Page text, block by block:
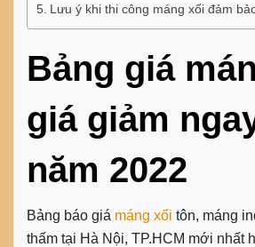
Lưu ý khi thi công máng xối đảm
Bảng giá
giá giảm
năm 2022
Bảng báo giá máng xối tôn, máng
thấm tại Hà Nội, TP.HCM mới nhất